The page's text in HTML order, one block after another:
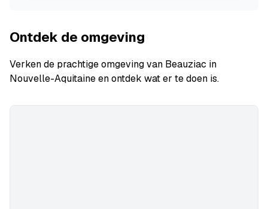
Ontdek de omgeving
Verken de prachtige omgeving van Beauziac in
Nouvelle-Aquitaine en ontdek wat er te doen is.